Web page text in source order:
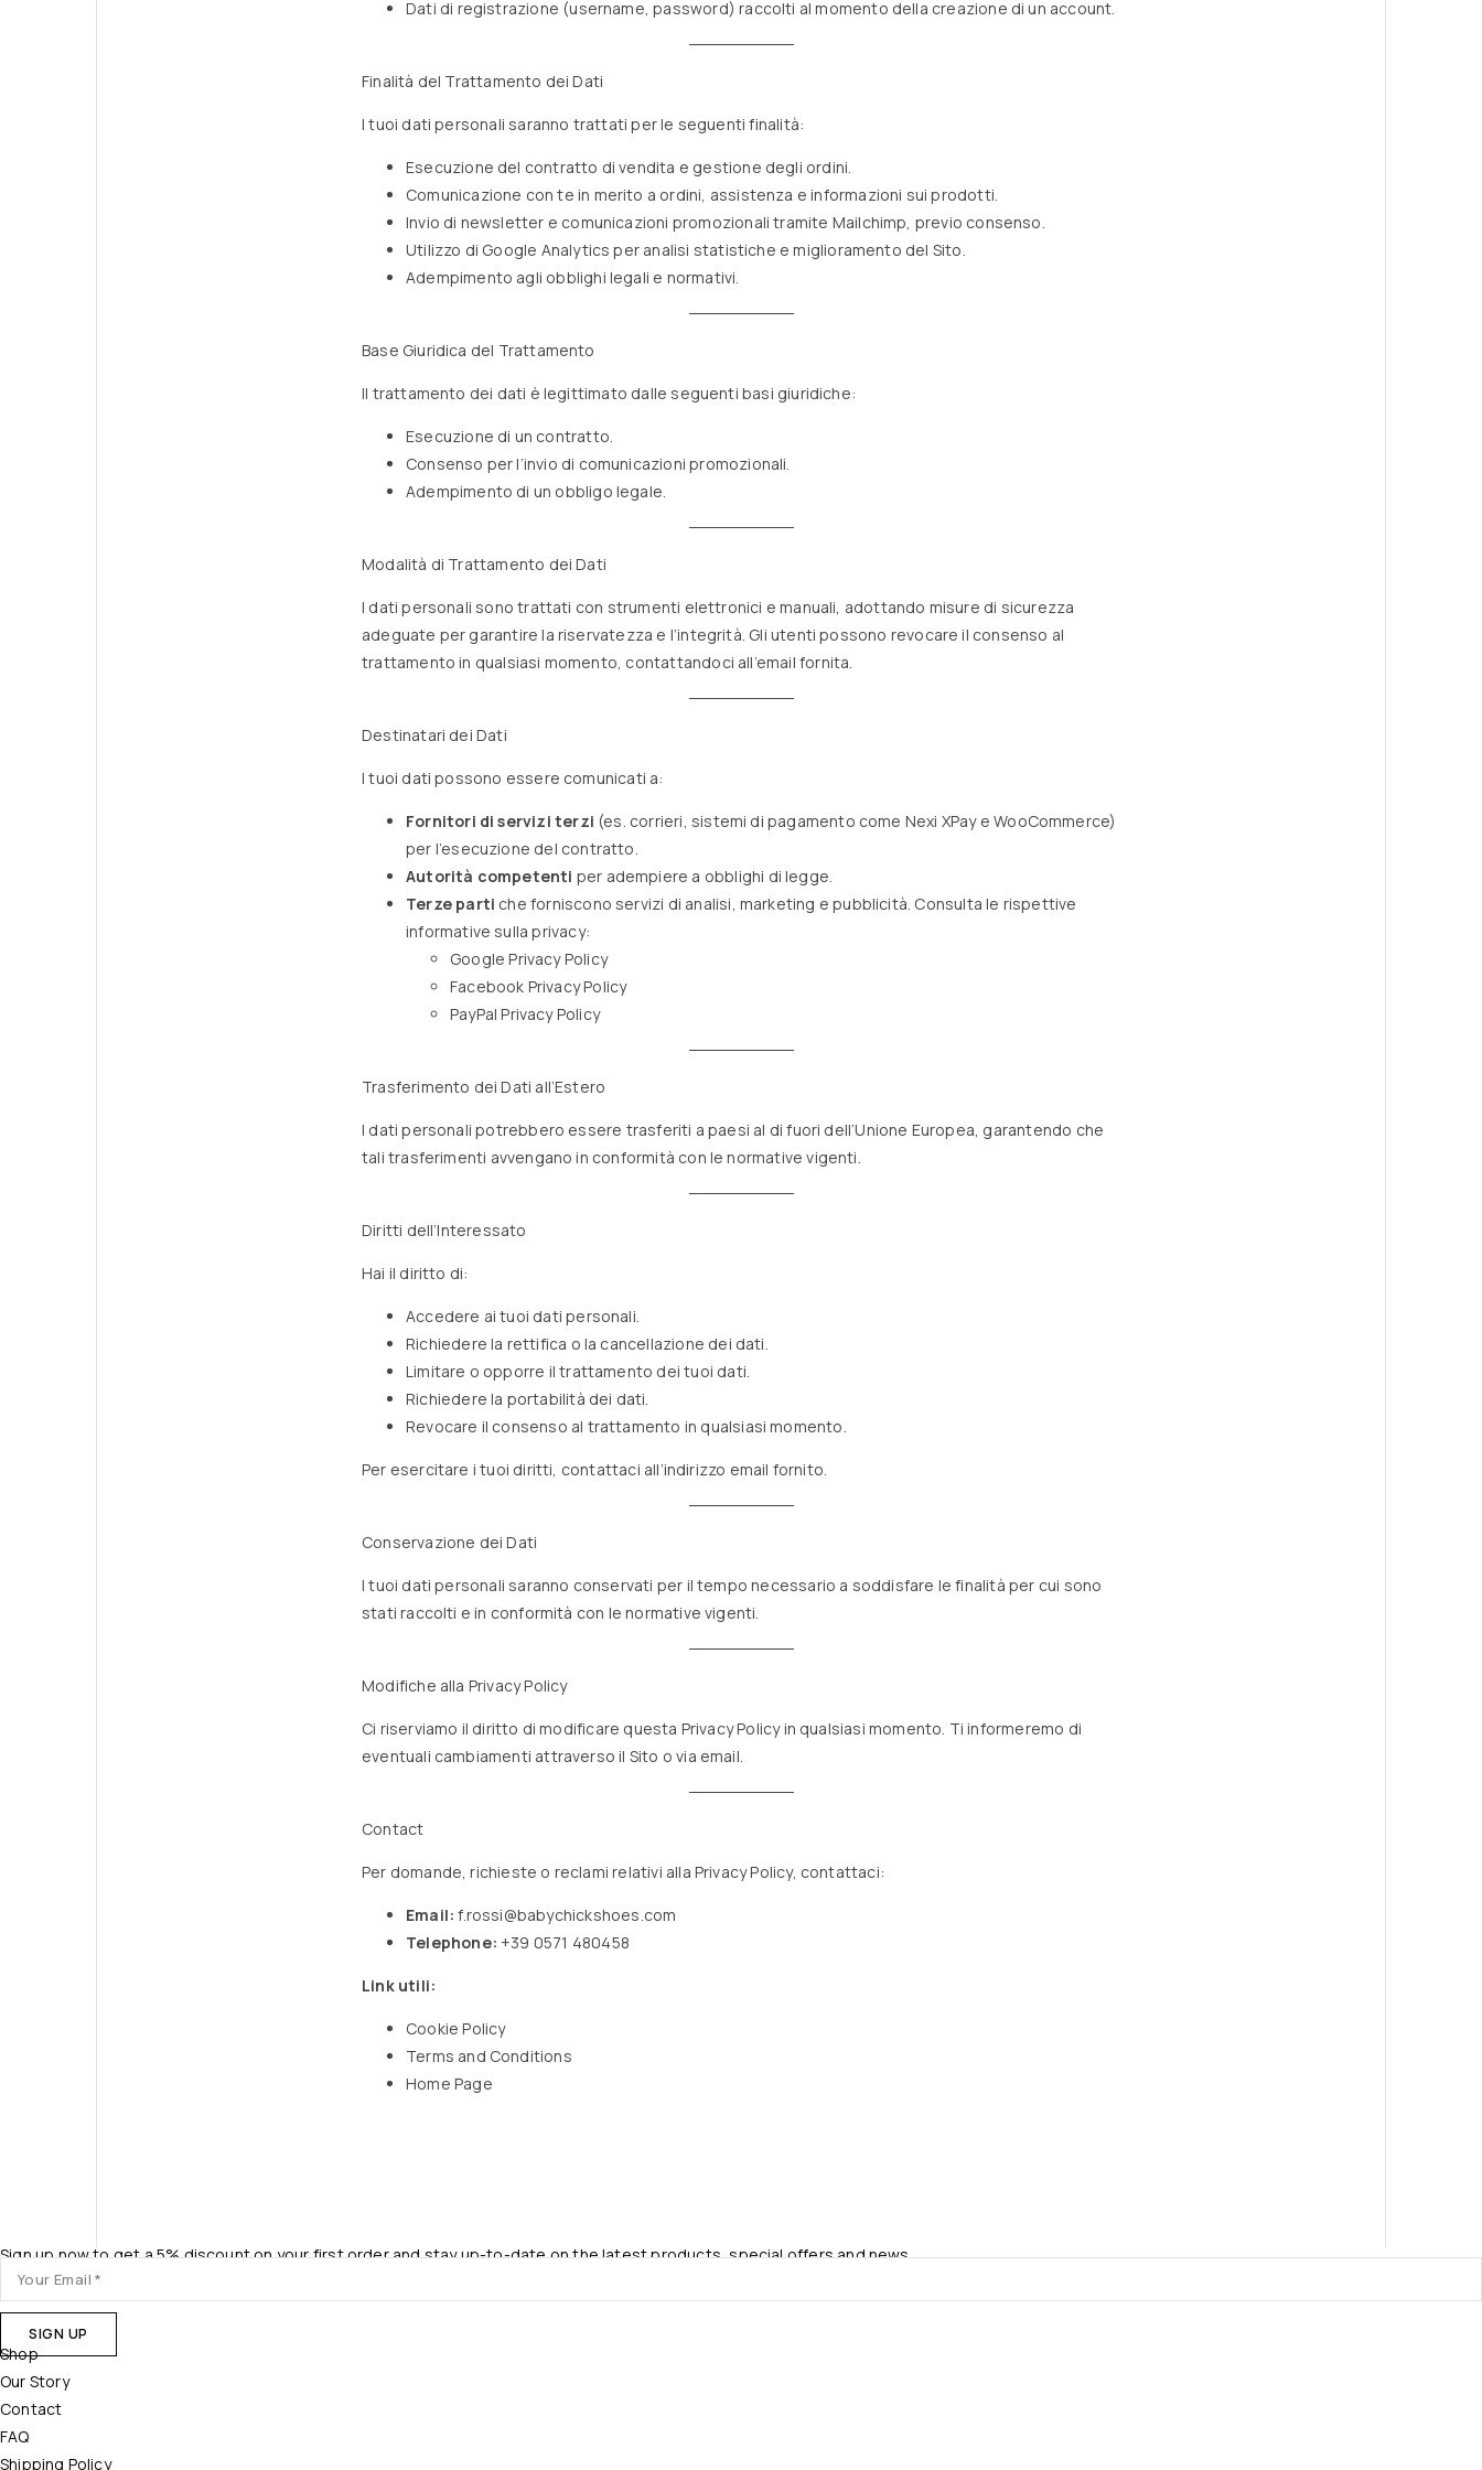
Dati di registrazione (username, password) raccolti al momento della creazione di un account.
Finalità del Trattamento dei Dati
I tuoi dati personali saranno trattati per le seguenti finalità:
Esecuzione del contratto di vendita e gestione degli ordini.
Comunicazione con te in merito a ordini, assistenza e informazioni sui prodotti.
Invio di newsletter e comunicazioni promozionali tramite Mailchimp, previo consenso.
Utilizzo di Google Analytics per analisi statistiche e miglioramento del Sito.
Adempimento agli obblighi legali e normativi.
Base Giuridica del Trattamento
Il trattamento dei dati è legittimato dalle seguenti basi giuridiche:
Esecuzione di un contratto.
Consenso per l’invio di comunicazioni promozionali.
Adempimento di un obbligo legale.
Modalità di Trattamento dei Dati
I dati personali sono trattati con strumenti elettronici e manuali, adottando misure di sicurezza
adeguate per garantire la riservatezza e l’integrità. Gli utenti possono revocare il consenso al
trattamento in qualsiasi momento, contattandoci all’email fornita.
Destinatari dei Dati
I tuoi dati possono essere comunicati a:
Fornitori di servizi terzi (es. corrieri, sistemi di pagamento come Nexi XPay e WooCommerce)
per l’esecuzione del contratto.
Autorità competenti per adempiere a obblighi di legge.
Terze parti che forniscono servizi di analisi, marketing e pubblicità. Consulta le rispettive
informative sulla privacy:
Google Privacy Policy
Facebook Privacy Policy
PayPal Privacy Policy
Trasferimento dei Dati all’Estero
I dati personali potrebbero essere trasferiti a paesi al di fuori dell’Unione Europea, garantendo che
tali trasferimenti avvengano in conformità con le normative vigenti.
Diritti dell’Interessato
Hai il diritto di:
Accedere ai tuoi dati personali.
Richiedere la rettifica o la cancellazione dei dati.
Limitare o opporre il trattamento dei tuoi dati.
Richiedere la portabilità dei dati.
Revocare il consenso al trattamento in qualsiasi momento.
Per esercitare i tuoi diritti, contattaci all’indirizzo email fornito.
Conservazione dei Dati
I tuoi dati personali saranno conservati per il tempo necessario a soddisfare le finalità per cui sono
stati raccolti e in conformità con le normative vigenti.
Modifiche alla Privacy Policy
Ci riserviamo il diritto di modificare questa Privacy Policy in qualsiasi momento. Ti informeremo di
eventuali cambiamenti attraverso il Sito o via email.
Contact
Per domande, richieste o reclami relativi alla Privacy Policy, contattaci:
Email: f.rossi@babychickshoes.com
Telephone: +39 0571 480458
Link utili:
Cookie Policy
Terms and Conditions
Home Page
Sign up now to get a 5% discount on your first order and stay up-to-date on the latest products, special offers and news
Shop
Our Story
Contact
FAQ
Shipping Policy